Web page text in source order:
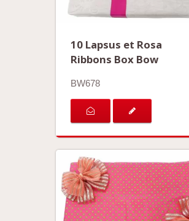
10 Lapsus et Rosa
Ribbons Box Bow
BW678